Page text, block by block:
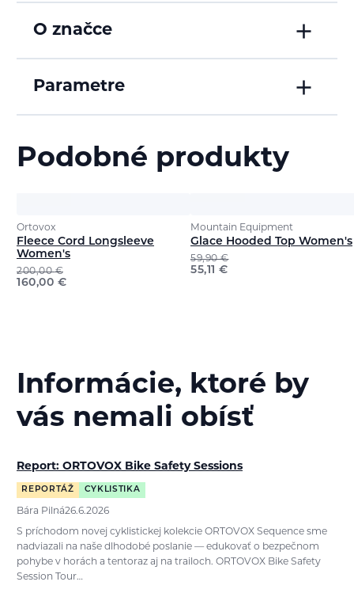
O značce
Parametre
Podobné produkty
Ortovox
Fleece Cord Longsleeve
Women's
200,00€
160,00 €
Mountain Equipment
Glace Hooded Top Women's
59,90€
55,11 €
Informácie, ktoré by
vás nemali obísť
Report: ORTOVOX Bike Safety Sessions
REPORTÁŽ CYKLISTIKA
Bára Pilná26.6.2026
S príchodom novej cyklistickej kolekcie ORTOVOX Sequence sme
nadviazali na naše dlhodobé poslanie — edukovať o bezpečnom
pohybe v horách a tentoraz aj na trailoch. ORTOVOX Bike Safety
Session Tour…